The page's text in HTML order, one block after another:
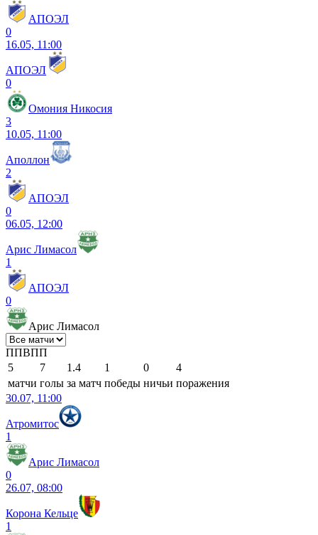
АПОЭЛ
0
16.05, 11:00
АПОЭЛ
0
Омония Никосия
3
10.05, 11:00
Аполлон
2
АПОЭЛ
0
06.05, 12:00
Арис Лимасол
1
АПОЭЛ
0
Арис Лимасол
ППВПП
5
7 1.4 1 0
4
матчи голы за матч победы ничьи поражения
30.07, 11:00
Атромитос
1
Арис Лимасол
0
26.07, 08:00
Корона Кельце
1